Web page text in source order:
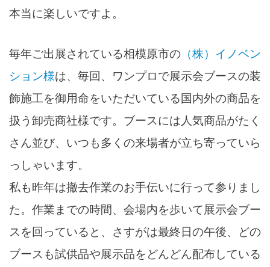
本当に楽しいですよ。
毎年ご出展されている相模原市の （株）イノベン
ション様は、毎回、ワンプロで展示会ブースの装
飾施工を御用命をいただいている国内外の商品を
扱う卸売商社様です。ブースには人気商品がたく
さん並び、いつも多くの来場者が立ち寄っていら
っしゃいます。
私も昨年は撤去作業のお手伝いに行って参りまし
た。作業までの時間、会場内を歩いて展示会ブー
スを回っていると、さすがは最終日の午後、どの
ブースも試供品や展示品をどんどん配布している